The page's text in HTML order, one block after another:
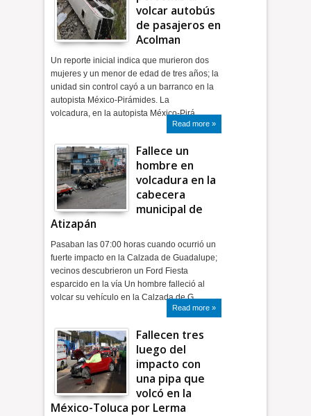
volcar autobús
de pasajeros en
Acolman
Un reporte inicial indica que murieron dos
mujeres y un menor de edad de tres años; la
unidad sin control cayó a un barranco en la
autopista México-Pirámides. La
volcadura, en la autopista México-Pirá…
Read more »
Fallece un
hombre en
volcadura en la
cabecera
municipal de
Atizapán
Pasaban las 07:00 horas cuando ocurrió un
fuerte impacto en la Calzada de Guadalupe;
vecinos descubrieron un Ford Fiesta
esparcido en la vía Un hombre falleció al
volcar su vehículo en la Calzada de G…
Read more »
Fallecen tres
luego del
impacto con
una pipa que
volcó en la
México-Toluca por Lerma